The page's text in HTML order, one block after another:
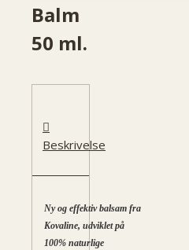
Balm
50 ml.
Beskrivelse
Ny og effektiv balsam fra
Kovaline, udviklet på
100% naturlige